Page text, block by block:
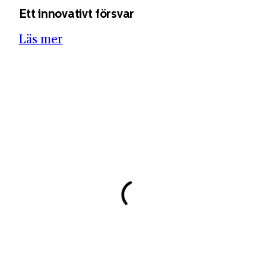
Ett innovativt försvar
Läs mer